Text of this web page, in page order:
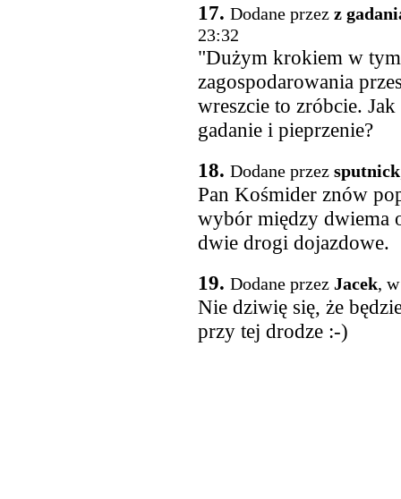
17. Dodane przez z
23:32
"Dużym krokiem w
zagospodarowania
wreszcie to zróbcie. Jak
gadanie i pieprzenie?
18. Dodane przez sputnick
Pan Kośmider znów
wybór między dwiema
dwie drogi dojazdowe.
19. Dodane przez Jacek,
Nie dziwię się, że
przy tej drodze :-)